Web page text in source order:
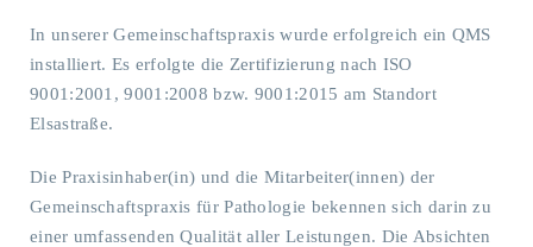
In unserer Gemeinschaftspraxis wurde erfolgreich ein QMS
installiert. Es erfolgte die Zertifizierung nach ISO
9001:2001, 9001:2008 bzw. 9001:2015 am Standort
Elsastraße.
Die Praxisinhaber(in) und die Mitarbeiter(innen) der
Gemeinschaftspraxis für Pathologie bekennen sich darin zu
einer umfassenden Qualität aller Leistungen. Die Absichten